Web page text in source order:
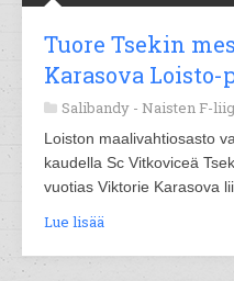
Tuore Tsekin
Karasova Loisto-
Salibandy - Naisten F-
Loiston maalivahtiosasto
kaudella Sc Vitkoviceä
vuotias Viktorie Karasova
Lue lisää